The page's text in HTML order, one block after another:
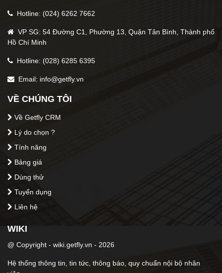
Tags
Marketing Automation
Thông tin tác giả
Hotline: (024) 6262 7662
VP SG: 54 Đường C1, Phường 13, Quận Tân Bình, Thành phố
Hồ Chí Minh
Hotline: (028) 6285 6395
Email: info@getfly.vn
VỀ CHÚNG TÔI
Về Getfly CRM
Lý do chọn ?
Tính năng
Bảng giá
Dùng thử
Tuyển dụng
Liên hệ
WIKI
@ Copyright - wiki.getfly.vn - 2026
Hệ thống thông tin, tin tức, thông báo, quy chuẩn nội bộ nhân